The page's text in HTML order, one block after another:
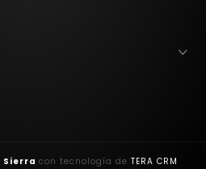
Sierra con tecnología de TERA CRM